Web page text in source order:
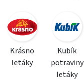
Krásno
letáky
Kubík
potraviny
letáky